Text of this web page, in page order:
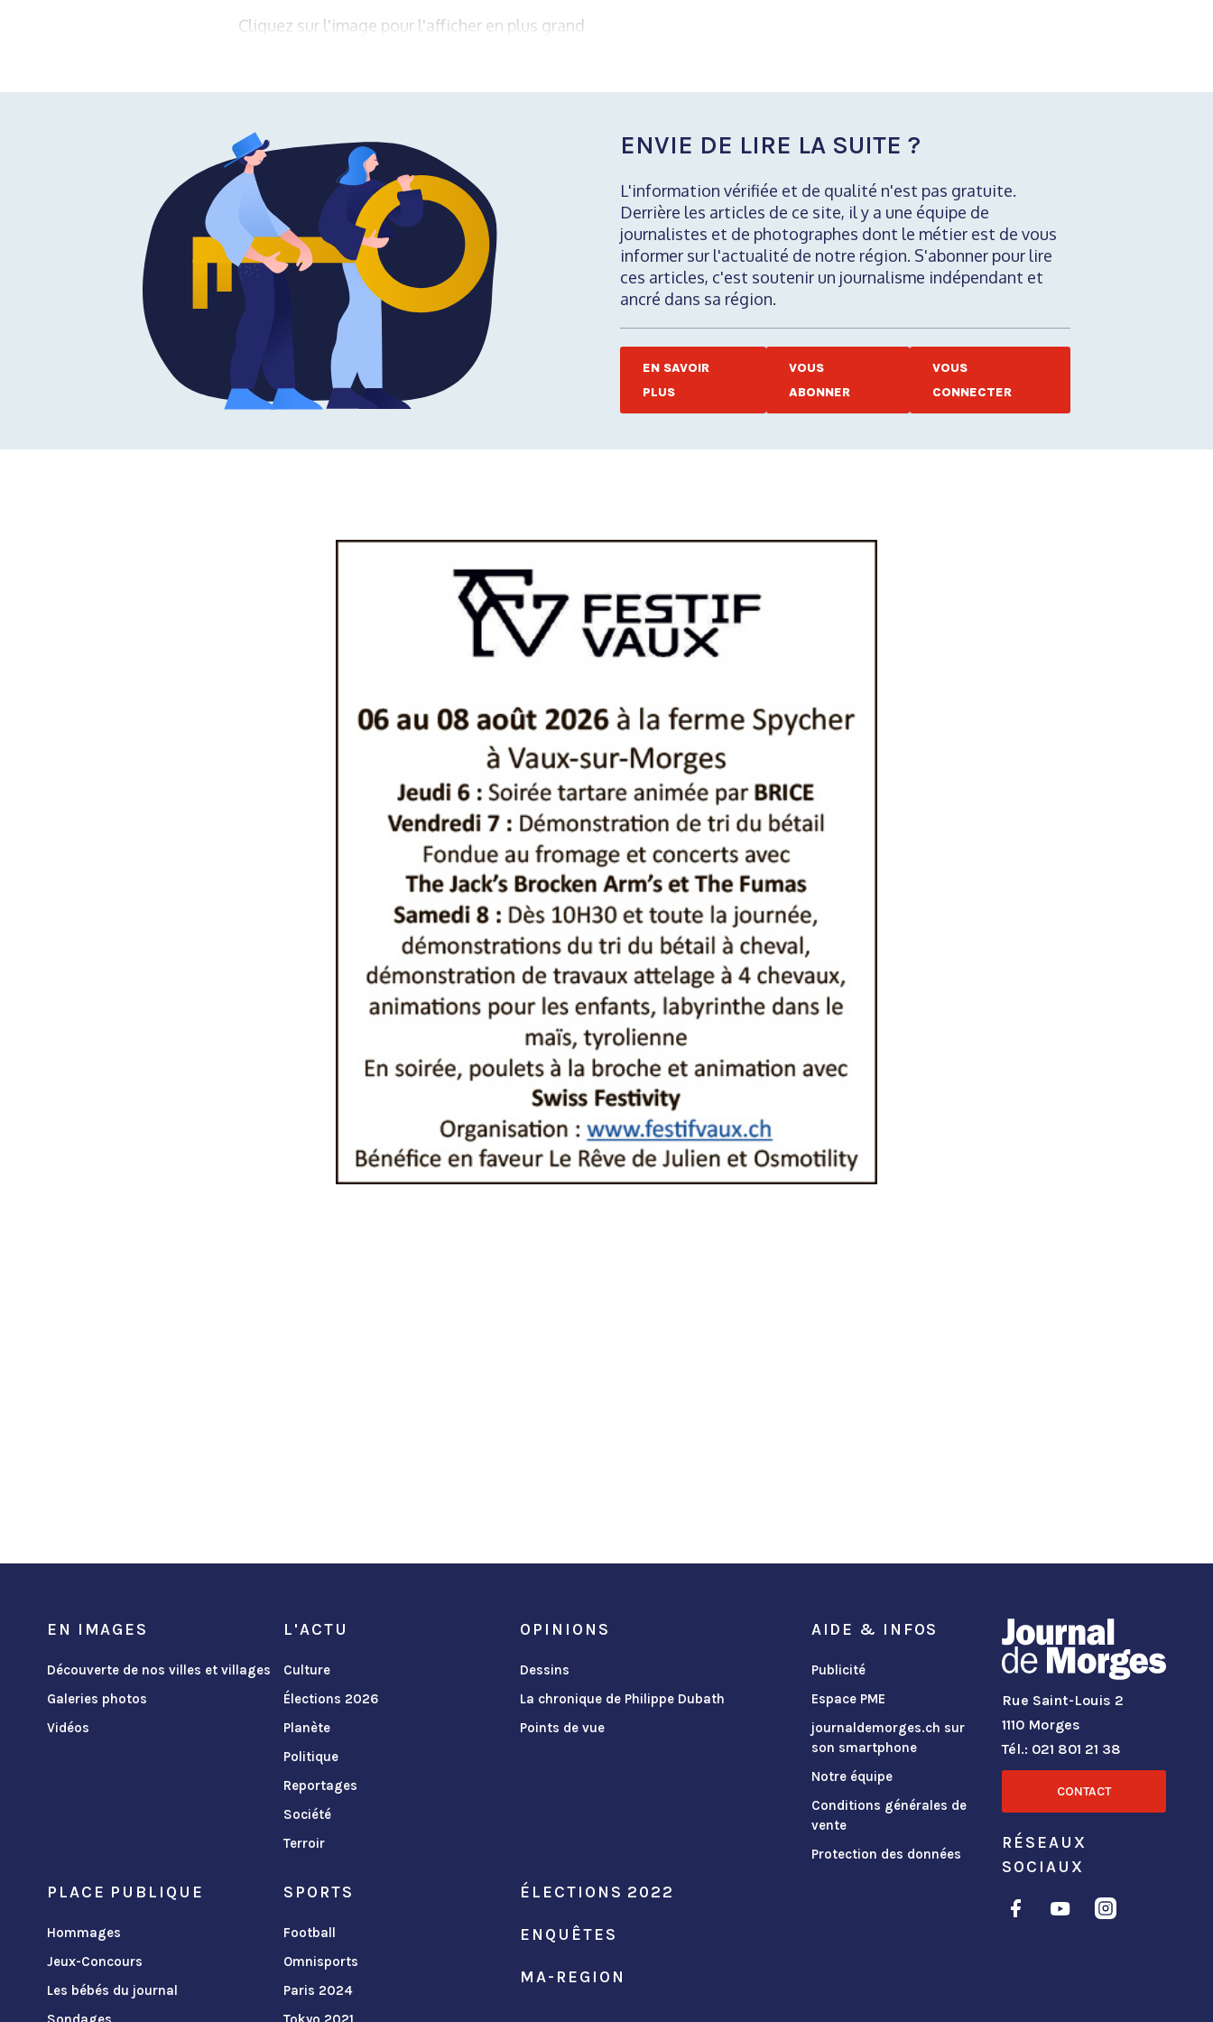
Cliquez sur l'image pour l'afficher en plus grand
ENVIE DE LIRE LA SUITE ?
L'information vérifiée et de qualité n'est pas gratuite.
Derrière les articles de ce site, il y a une équipe de
journalistes et de photographes dont le métier est de vous
informer sur l'actualité de notre région. S'abonner pour lire
ces articles, c'est soutenir un journalisme indépendant et
ancré dans sa région.
EN SAVOIR
PLUS
VOUS
ABONNER
VOUS
CONNECTER
EN IMAGES
Découverte de nos villes et villages
Galeries photos
Vidéos
L'ACTU
Culture
Élections 2026
Planète
Politique
Reportages
Société
Terroir
OPINIONS
Dessins
La chronique de Philippe Dubath
Points de vue
PLACE PUBLIQUE
Hommages
Jeux-Concours
Les bébés du journal
SPORTS
Football
Omnisports
Paris 2024
ÉLECTIONS 2022
ENQUÊTES
MA-REGION
AIDE & INFOS
Publicité
Espace PME
journaldemorges.ch sur
son smartphone
Notre équipe
Conditions générales de
vente
Protection des données
Rue Saint-Louis 2
1110 Morges
Tél.: 021 801 21 38
CONTACT
RÉSEAUX
SOCIAUX